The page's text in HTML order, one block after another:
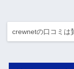
crewnetの口コミは